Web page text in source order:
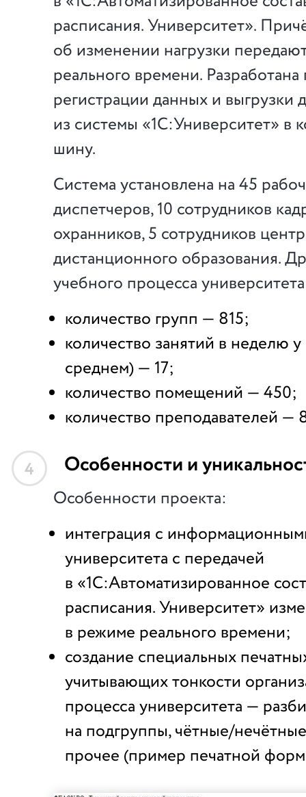
расписания. Университет».
об изменении нагрузки
реального времени.
регистрации данных и выгрузки
из системы «1С:Университет» в
шину.
Система установлена на 45
диспетчеров, 10 сотрудников
охранников, 5 сотрудников
дистанционного образования.
учебного процесса
количество групп — 815;
количество занятий в неделю
среднем) — 17;
количество помещений — 450;
количество преподавателей —
4 Особенности и
Особенности проекта:
интеграция с
университета с передачей
в «1С:Автоматизированное
расписания. Университет»
в режиме реального времени;
создание специальных
учитывающих тонкости
процесса университета —
на подгруппы, чётные/
прочее (пример печатной